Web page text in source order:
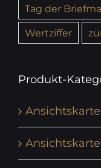
Tag der
Wertziffer
Produkt-